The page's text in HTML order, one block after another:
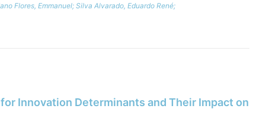
Flores, Emmanuel; Silva Alvarado, Eduardo René;
Innovation Determinants and Their Impact on